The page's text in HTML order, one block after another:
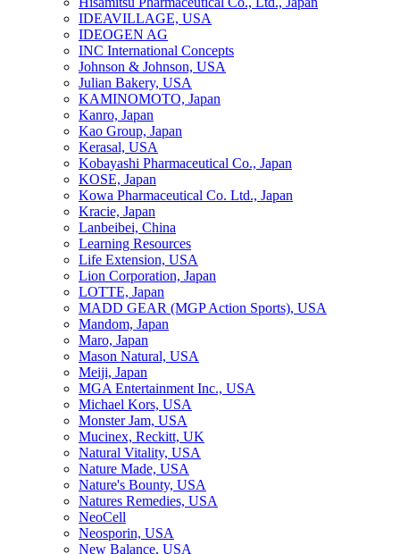
IDEAVILLAGE, USA
IDEOGEN AG
INC International Concepts
Johnson & Johnson, USA
Julian Bakery, USA
KAMINOMOTO, Japan
Kanro, Japan
Kao Group, Japan
Kerasal, USA
Kobayashi Pharmaceutical Co., Japan
KOSE, Japan
Kowa Pharmaceutical Co. Ltd., Japan
Kracie, Japan
Lanbeibei, China
Learning Resources
Life Extension, USA
Lion Corporation, Japan
LOTTE, Japan
MADD GEAR (MGP Action Sports), USA
Mandom, Japan
Maro, Japan
Mason Natural, USA
Meiji, Japan
MGA Entertainment Inc., USA
Michael Kors, USA
Monster Jam, USA
Mucinex, Reckitt, UK
Natural Vitality, USA
Nature Made, USA
Nature's Bounty, USA
Natures Remedies, USA
NeoCell
Neosporin, USA
New Balance, USA